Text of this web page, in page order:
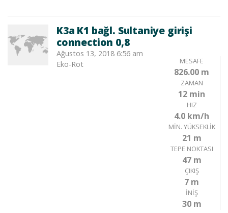
K3a K1 bağl. Sultaniye girişi
connection 0,8
MESAFE
826.00 m
ZAMAN
12 min
HIZ
4.0 km/h
MIN. YÜKSEKLIK
21 m
TEPE NOKTASI
47 m
ÇIKIŞ
7 m
İNIŞ
30 m
Ağustos 13, 2018 6:56 am
Eko-Rot